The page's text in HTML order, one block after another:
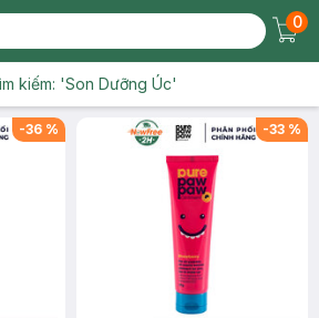
0
kiếm: 'Son Dưỡng Úc'
-36 % -33 %